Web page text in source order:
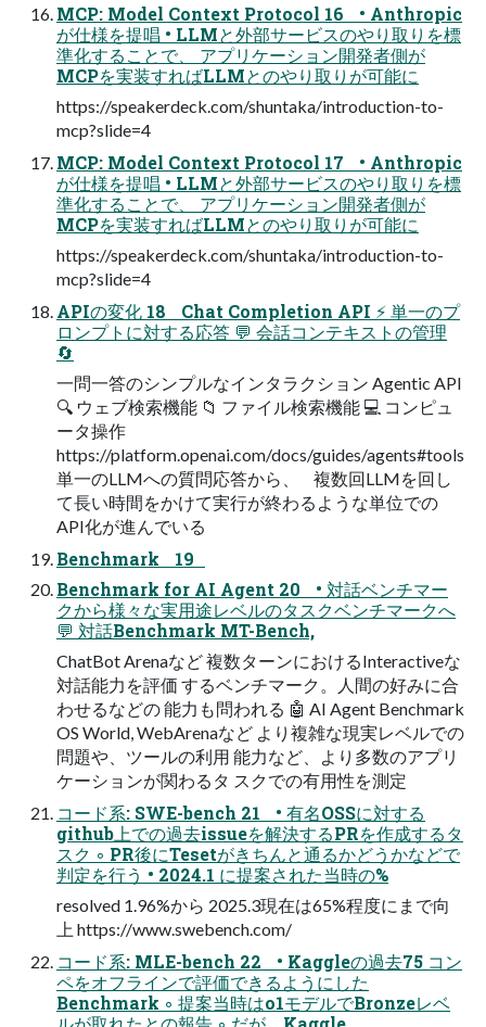
MCP: Model Context Protocol 16 • Anthropic
が仕様を提唱 • LLMと外部サービスのやり取りを標
準化することで、 アプリケーション開発者側が
MCPを実装すればLLMとのやり取りが可能に
https://speakerdeck.com/shuntaka/introduction-to-
mcp?slide=4
MCP: Model Context Protocol 17 • Anthropic
が仕様を提唱 • LLMと外部サービスのやり取りを標
準化することで、 アプリケーション開発者側が
MCPを実装すればLLMとのやり取りが可能に
https://speakerdeck.com/shuntaka/introduction-to-
mcp?slide=4
APIの変化 18 Chat Completion API ⚡ 単一のプ
ロンプトに対する応答 💬 会話コンテキストの管理
🔄
一問一答のシンプルなインタラクション Agentic API
🔍 ウェブ検索機能 📁 ファイル検索機能 💻 コンピュ
ータ操作
https://platform.openai.com/docs/guides/agents#tools
単一のLLMへの質問応答から、 複数回LLMを回し
て長い時間をかけて実行が終わるような単位での
API化が進んでいる
Benchmark 19
Benchmark for AI Agent 20 • 対話ベンチマー
クから様々な実用途レベルのタスクベンチマークへ
💬 対話Benchmark MT-Bench,
ChatBot Arenaなど 複数ターンにおけるInteractiveな
対話能力を評価 するベンチマーク。人間の好みに合
わせるなどの 能力も問われる 🤖 AI Agent Benchmark
OS World, WebArenaなど より複雑な現実レベルでの
問題や、ツールの利用 能力など、より多数のアプリ
ケーションが関わるタ スクでの有用性を測定
コード系: SWE-bench 21 • 有名OSSに対する
github上での過去issueを解決するPRを作成するタ
スク ◦ PR後にTesetがきちんと通るかどうかなどで
判定を行う • 2024.1 に提案された当時の%
resolved 1.96%から 2025.3現在は65%程度にまで向
上 https://www.swebench.com/
コード系: MLE-bench 22 • Kaggleの過去75 コン
ペをオフラインで評価できるようにした
Benchmark ◦ 提案当時はo1モデルでBronzeレベ